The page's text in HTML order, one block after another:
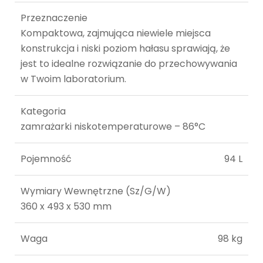
Przeznaczenie
Kompaktowa, zajmująca niewiele miejsca
konstrukcja i niski poziom hałasu sprawiają, że
jest to idealne rozwiązanie do przechowywania
w Twoim laboratorium.
Kategoria
zamrażarki niskotemperaturowe – 86°C
Pojemność 94 L
Wymiary Wewnętrzne (Sz/G/W)
360 x 493 x 530 mm
Waga 98 kg